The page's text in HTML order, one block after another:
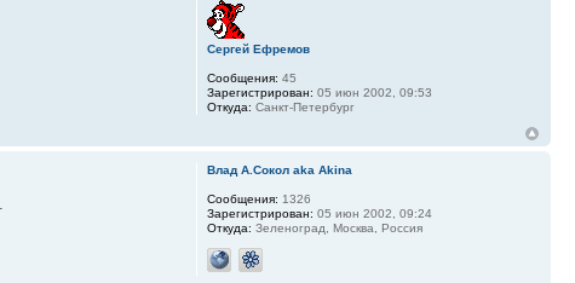
Сергей Ефремов
Сообщения: 45
Зарегистрирован: 05 июн 2002, 09:53
Откуда: Санкт-Петербург
Влад А.Сокол aka Akina
Сообщения: 1326
Зарегистрирован: 05 июн 2002, 09:24
Откуда: Зеленоград, Москва, Россия